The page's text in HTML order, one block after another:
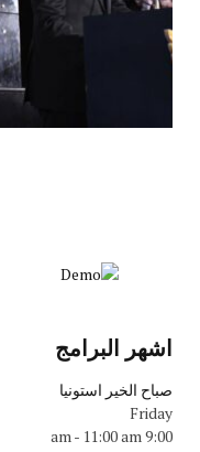
اشهر البرامج
صباح الخير استونيا
Friday
9:00 am
- 11:00 am